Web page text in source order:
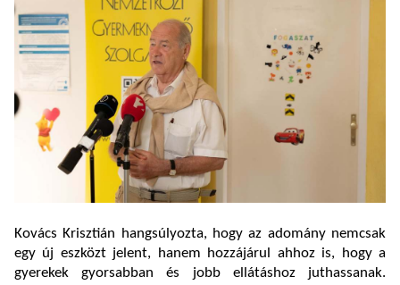
Kovács Krisztián hangsúlyozta, hogy az adomány nemcsak
egy új eszközt jelent, hanem hozzájárul ahhoz is, hogy a
gyerekek gyorsabban és jobb ellátáshoz juthassanak.